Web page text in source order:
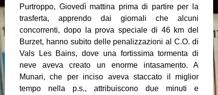
Purtroppo, Giovedì mattina prima di partire per la
trasferta, apprendo dai giornali che alcuni
concorrenti, dopo la prova speciale di 46 km del
Burzet, hanno subito delle penalizzazioni al C.O. di
Vals Les Bains, dove una fortissima tormenta di
neve aveva creato un enorme intasamento. A
Munari, che per inciso aveva staccato il miglior
tempo nella p.s., attribuiscono due minuti e